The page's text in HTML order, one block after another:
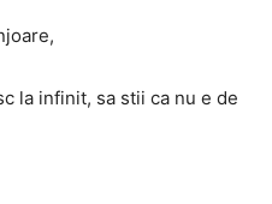
la infinit, sa stii ca nu e de